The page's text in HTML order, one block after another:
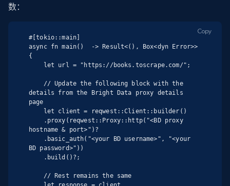
数：
#[tokio::main]
async fn main()  -> Result<(), Box<dyn Error>>
{
details from the Bright Data proxy details
page
hostname & port>")?
BD password>"))
Copy